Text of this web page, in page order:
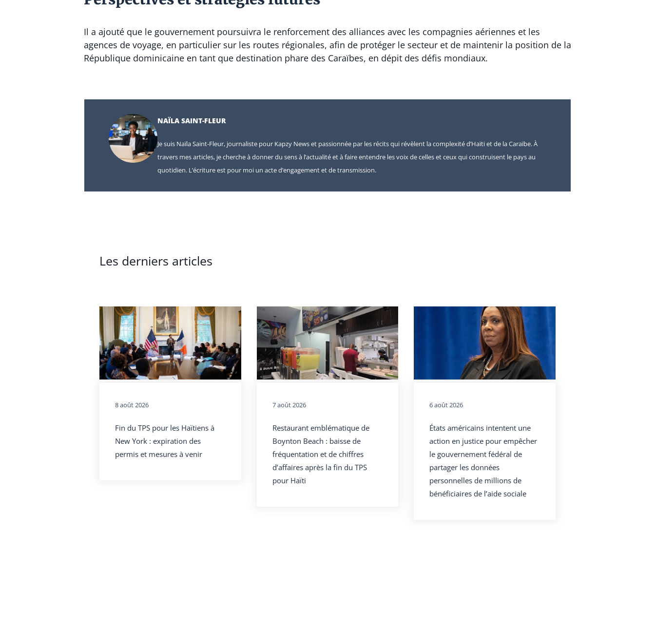
Il a ajouté que le gouvernement poursuivra le renforcement des alliances avec les compagnies aériennes et les
agences de voyage, en particulier sur les routes régionales, afin de protéger le secteur et de maintenir la position de la
République dominicaine en tant que destination phare des Caraïbes, en dépit des défis mondiaux.
NAÏLA SAINT-FLEUR
Je suis Naïla Saint-Fleur, journaliste pour Kapzy News et passionnée par les récits qui révèlent la complexité d’Haïti et de la Caraïbe. À
travers mes articles, je cherche à donner du sens à l’actualité et à faire entendre les voix de celles et ceux qui construisent le pays au
quotidien. L’écriture est pour moi un acte d’engagement et de transmission.
Les derniers articles
8 août 2026
Fin du TPS pour les Haïtiens à
New York : expiration des
permis et mesures à venir
7 août 2026
Restaurant emblématique de
Boynton Beach : baisse de
fréquentation et de chiffres
d’affaires après la fin du TPS
pour Haïti
6 août 2026
États américains intentent une
action en justice pour empêcher
le gouvernement fédéral de
partager les données
personnelles de millions de
bénéficiaires de l’aide sociale